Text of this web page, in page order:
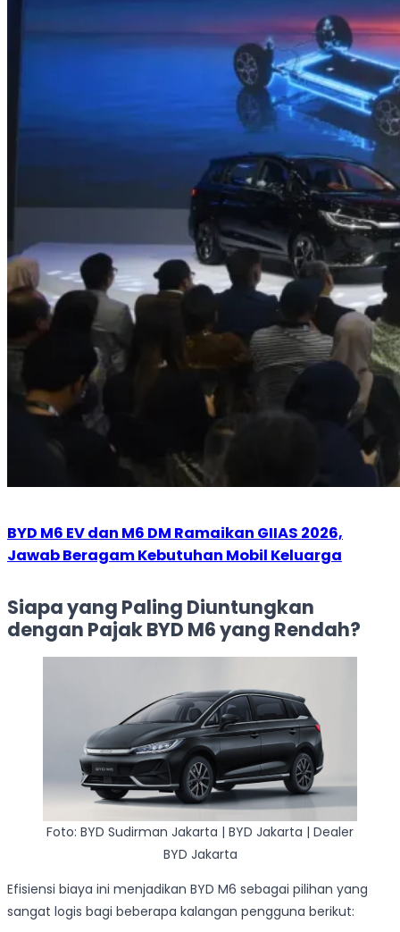
BYD M6 EV dan M6 DM Ramaikan GIIAS 2026,
Jawab Beragam Kebutuhan Mobil Keluarga
Siapa yang Paling Diuntungkan
dengan Pajak BYD M6 yang Rendah?
Foto: BYD Sudirman Jakarta | BYD Jakarta | Dealer
BYD Jakarta
Efisiensi biaya ini menjadikan BYD M6 sebagai pilihan yang
sangat logis bagi beberapa kalangan pengguna berikut: